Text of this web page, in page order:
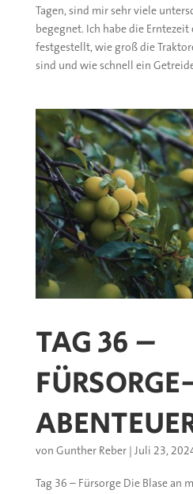
Tagen, sind mir sehr viele
begegnet. Ich habe die
festgestellt, wie groß die
sind und wie schnell ein
TAG 36 –
von Gunther Reber| Juli 23,
Tag 36 – Fürsorge Die Blase an